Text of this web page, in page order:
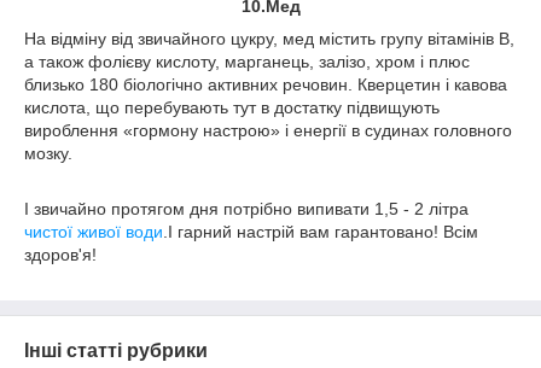
10.Мед
На відміну від звичайного цукру, мед містить групу вітамінів В,
а також фолієву кислоту, марганець, залізо, хром і плюс
близько 180 біологічно активних речовин. Кверцетин і кавова
кислота, що перебувають тут в достатку підвищують
вироблення «гормону настрою» і енергії в судинах головного
мозку.
І звичайно протягом дня потрібно випивати 1,5 - 2 літра
чистої живої води .І гарний настрій вам гарантовано! Всім
здоров'я!
Інші статті рубрики